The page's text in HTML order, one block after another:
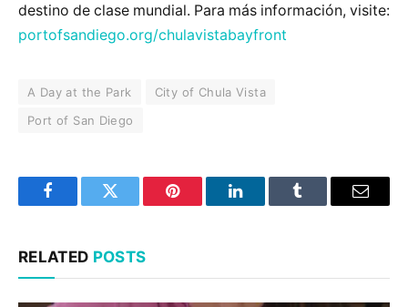
destino de clase mundial. Para más información, visite:
portofsandiego.org/chulavistabayfront
A Day at the Park
City of Chula Vista
Port of San Diego
FacebookTwitter Pinterest LinkedInTumblr Email
RELATED POSTS